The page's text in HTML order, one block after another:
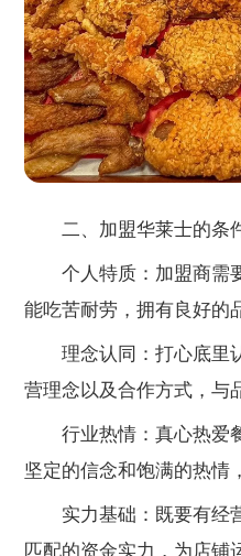
二、加盟华莱士的条
个人特质：加盟商需
能吃苦耐劳，拥有良好的
理念认同：打心底里
营理念以及合作方式，与
行业热情：真心热爱
坚定的信念和饱满的热情
实力基础：既要有经
匹配的资金实力，为店铺